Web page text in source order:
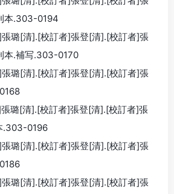
本.303-0194
璐[清].[校訂者]張登[清].[校訂者]張
本.補写.303-0170
璐[清].[校訂者]張登[清].[校訂者]張
璐[清].[校訂者]張登[清].[校訂者]張
.303-0196
璐[清].[校訂者]張登[清].[校訂者]張
璐[清].[校訂者]張登[清].[校訂者]張